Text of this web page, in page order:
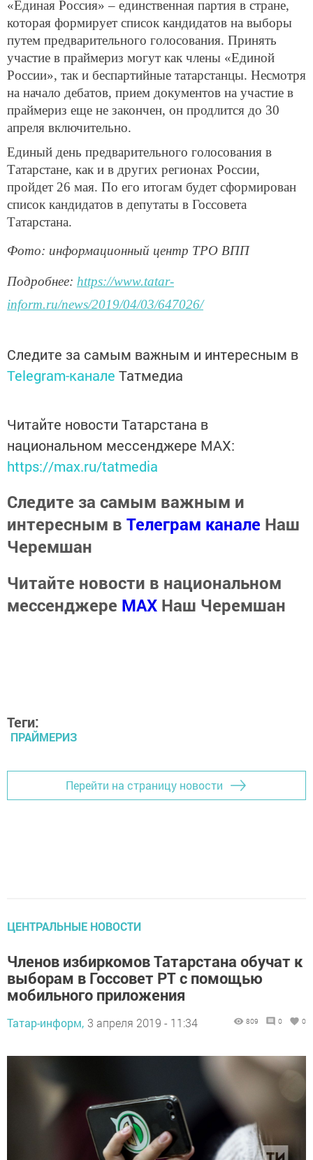
«Единая Россия» – единственная партия в стране,
которая формирует список кандидатов на выборы
путем предварительного голосования. Принять
участие в праймериз могут как члены «Единой
России», так и беспартийные татарстанцы. Несмотря
на начало дебатов, прием документов на участие в
праймериз еще не закончен, он продлится до 30
апреля включительно.
Единый день предварительного голосования в
Татарстане, как и в других регионах России,
пройдет 26 мая. По его итогам будет сформирован
список кандидатов в депутаты в Госсовета
Татарстана.
Фото: информационный центр ТРО ВПП
Подробнее: https://www.tatar-
inform.ru/news/2019/04/03/647026/
Следите за самым важным и интересным в
Telegram-канале Татмедиа
Читайте новости Татарстана в
национальном мессенджере MАХ:
https://max.ru/tatmedia
Следите за самым важным и
интересным в Телеграм канале Наш
Черемшан
Читайте новости в национальном
мессенджере MАХ Наш Черемшан
Теги:
ПРАЙМЕРИЗ
Перейти на страницу новости
ЦЕНТРАЛЬНЫЕ НОВОСТИ
Членов избиркомов Татарстана обучат к
выборам в Госсовет РТ с помощью
мобильного приложения
Татар-информ, 3 апреля 2019 - 11:34 809 0 0